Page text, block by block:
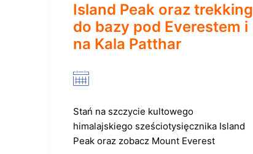
Island Peak oraz trekking
do bazy pod Everestem i
na Kala Patthar
Stań na szczycie kultowego
himalajskiego sześciotysięcznika Island
Peak oraz zobacz Mount Everest